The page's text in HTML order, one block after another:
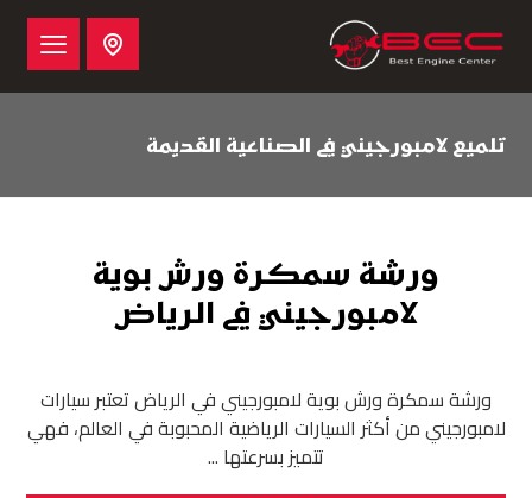
تلميع لامبورجيني في الصناعية القديمة
ورشة سمكرة ورش بوية
لامبورجيني في الرياض
ورشة سمكرة ورش بوية لامبورجيني في الرياض تعتبر سيارات
لامبورجيني من أكثر السيارات الرياضية المحبوبة في العالم، فهي
تتميز بسرعتها ...